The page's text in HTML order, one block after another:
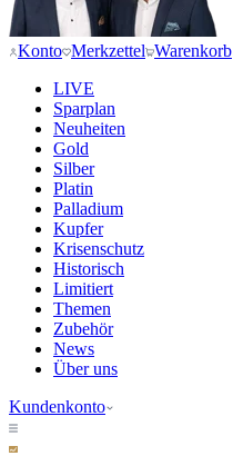
Konto Merkzettel Warenkorb
LIVE
Sparplan
Neuheiten
Gold
Silber
Platin
Palladium
Kupfer
Krisenschutz
Historisch
Limitiert
Themen
Zubehör
News
Über uns
Kundenkonto